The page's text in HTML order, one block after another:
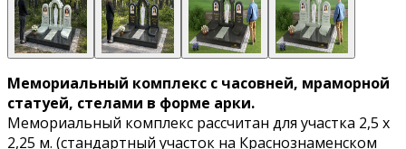
Мемориальный комплекс с часовней, мраморной
статуей, стелами в форме арки.
Мемориальный комплекс рассчитан для участка 2,5 х
2,25 м. (стандартный участок на Краснознаменском